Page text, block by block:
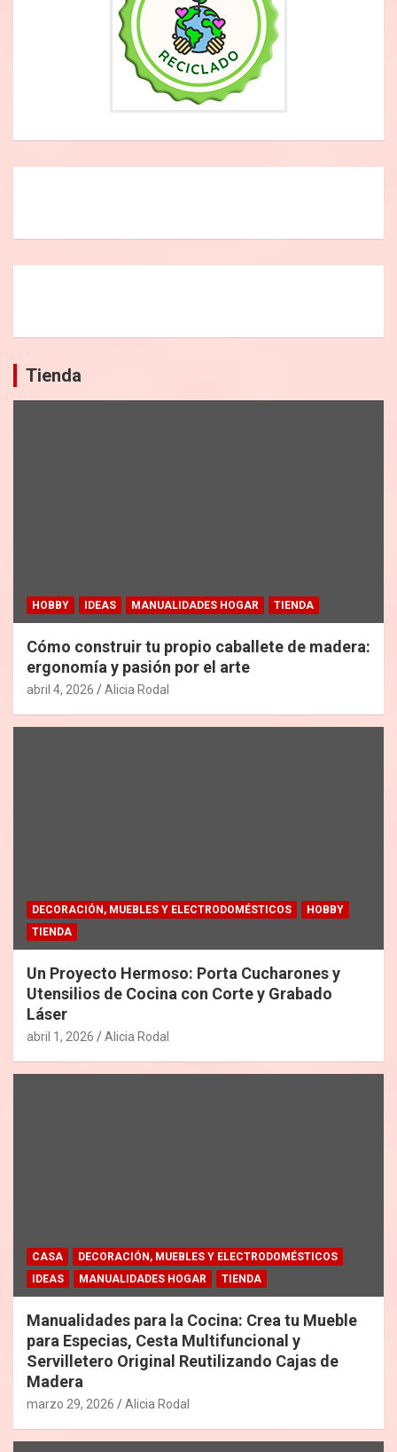
Tienda
HOBBY IDEAS MANUALIDADES HOGAR TIENDA
Cómo construir tu propio caballete de madera:
ergonomía y pasión por el arte
abril 4, 2026 Alicia Rodal
DECORACIÓN, MUEBLES Y ELECTRODOMÉSTICOS
HOBBY
TIENDA
Un Proyecto Hermoso: Porta Cucharones y
Utensilios de Cocina con Corte y Grabado
Láser
abril 1, 2026 Alicia Rodal
CASA
DECORACIÓN, MUEBLES Y ELECTRODOMÉSTICOS
IDEAS
MANUALIDADES HOGAR TIENDA
Manualidades para la Cocina: Crea tu Mueble
para Especias, Cesta Multifuncional y
Servilletero Original Reutilizando Cajas de
Madera
marzo 29, 2026 Alicia Rodal